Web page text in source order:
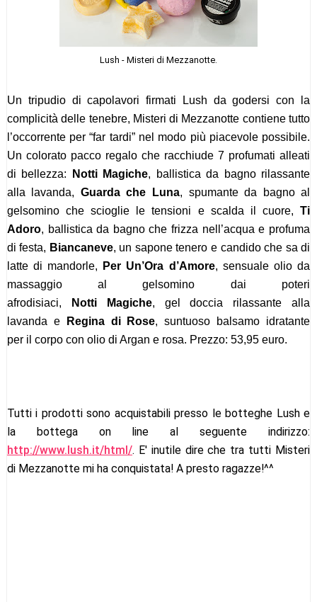
Lush - Misteri di Mezzanotte.
Un tripudio di capolavori firmati Lush da godersi con la
complicità delle tenebre, Misteri di Mezzanotte contiene tutto
l’occorrente per “far tardi” nel modo più piacevole possibile.
Un colorato pacco regalo che racchiude 7 profumati alleati
di bellezza:
Notti Magiche, ballistica da bagno rilassante
alla lavanda, Guarda che Luna, spumante da bagno al
gelsomino che scioglie le tensioni e scalda il cuore,Ti
Adoro, ballistica da bagno che frizza nell’acqua e profuma
di festa, Biancaneve, un sapone tenero e candido che sa di
latte di mandorle,
Per Un’Ora d’Amore, sensuale olio da
massaggio al gelsomino dai poteri
afrodisiaci,
Notti Magiche, gel doccia rilassante alla
lavanda e
Regina di Rose, suntuoso balsamo idratante
per il corpo con olio di Argan e rosa. Prezzo: 53,95 euro.
Tutti i prodotti sono acquistabili presso le botteghe Lush e
la bottega on line al seguente indirizzo:
http://www.lush.it/html/. E' inutile dire che tra tutti Misteri
di Mezzanotte mi ha conquistata! A presto ragazze!^^